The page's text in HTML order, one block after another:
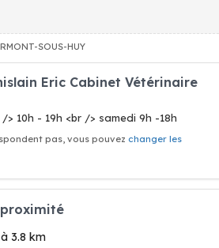
SOUS-HUY
Eric Cabinet Vétérinaire
10h - 19h <br /> samedi 9h -18h
pas, vous pouvez changer les
3.8 km